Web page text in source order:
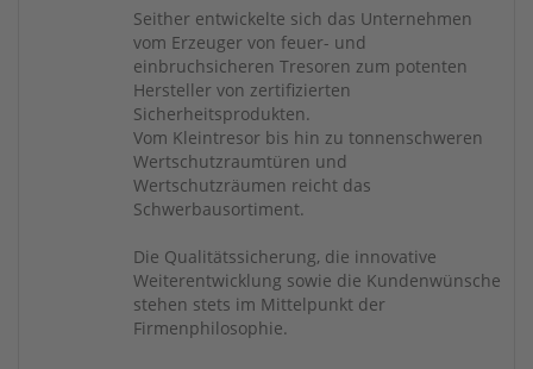
Seither entwickelte sich das Unternehmen
vom Erzeuger von feuer- und
einbruchsicheren Tresoren zum potenten
Hersteller von zertifizierten
Sicherheitsprodukten.
Vom Kleintresor bis hin zu tonnenschweren
Wertschutzraumtüren und
Wertschutzräumen reicht das
Schwerbausortiment.
Die Qualitätssicherung, die innovative
Weiterentwicklung sowie die Kundenwünsche
stehen stets im Mittelpunkt der
Firmenphilosophie.